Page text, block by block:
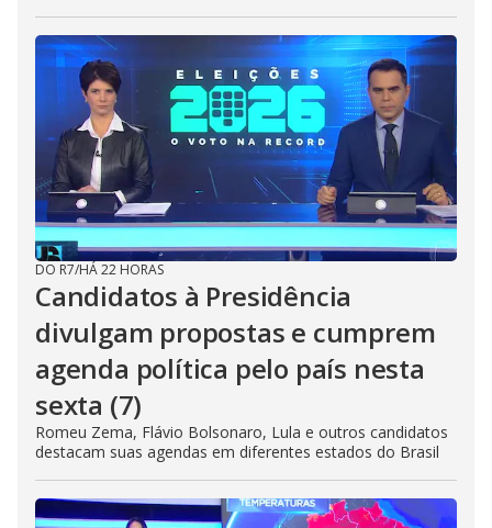
DO R7/HÁ 22 HORAS
Candidatos à Presidência
divulgam propostas e cumprem
agenda política pelo país nesta
sexta (7)
Romeu Zema, Flávio Bolsonaro, Lula e outros candidatos
destacam suas agendas em diferentes estados do Brasil